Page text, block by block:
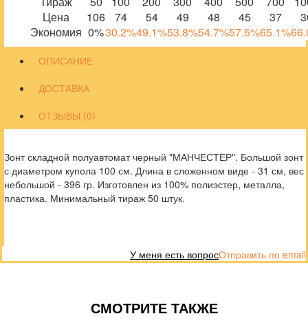
Цена
106 74 54 49 48 45 37
Экономия 0%30.2%49.1%53.8%54.7%57.5%65.1%
ОПИСАНИЕ
ДОСТАВКА
ОТЗЫВЫ (0)
Зонт складной полуавтомат черный "МАНЧЕСТЕР". Большой зонт
с диаметром купола 100 см. Длина в сложенном виде - 31 см, вес
небольшой - 396 гр. Изготовлен из 100% полиэстер, металла,
пластика. Минимальный тираж 50 штук.
Отправить по email
У меня есть вопрос
СМОТРИТЕ ТАКЖЕ